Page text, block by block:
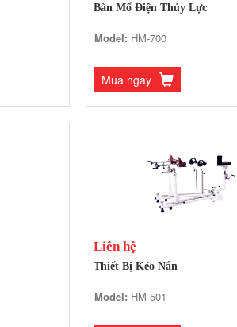
Bàn Mổ Điện Thủy Lực
Model: HM-700
Mua ngay
Liên hệ
Thiết Bị Kéo Nắn
Model: HM-501